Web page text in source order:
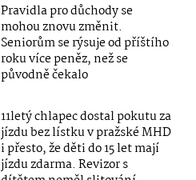
Pravidla pro důchody se
mohou znovu změnit.
Seniorům se rýsuje od příštího
roku více peněz, než se
původně čekalo
11letý chlapec dostal pokutu za
jízdu bez lístku v pražské MHD
i přesto, že děti do 15 let mají
jízdu zdarma. Revizor s